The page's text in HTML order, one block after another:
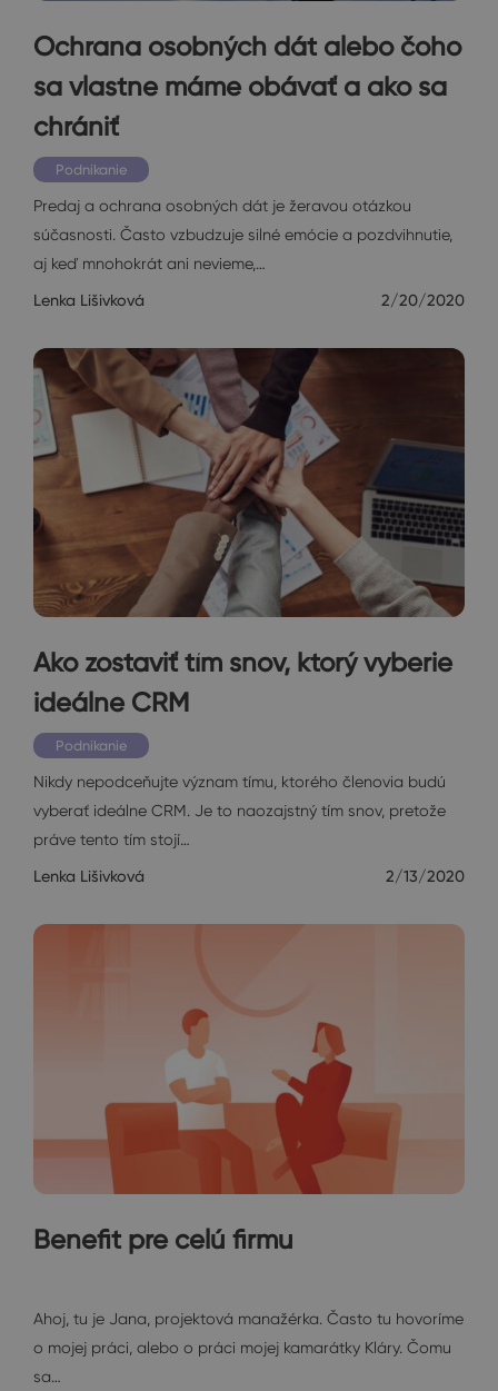
Ochrana osobných dát alebo čoho
sa vlastne máme obávať a ako sa
chrániť
Podnikanie
Predaj a ochrana osobných dát je žeravou otázkou
súčasnosti. Často vzbudzuje silné emócie a pozdvihnutie,
aj keď mnohokrát ani nevieme,…
Lenka Lišivková 2/20/2020
Ako zostaviť tím snov, ktorý vyberie
ideálne CRM
Podnikanie
Nikdy nepodceňujte význam tímu, ktorého členovia budú
vyberať ideálne CRM. Je to naozajstný tím snov, pretože
práve tento tím stojí…
Lenka Lišivková 2/13/2020
Benefit pre celú firmu
Ahoj, tu je Jana, projektová manažérka. Často tu hovoríme
o mojej práci, alebo o práci mojej kamarátky Kláry. Čomu
sa…